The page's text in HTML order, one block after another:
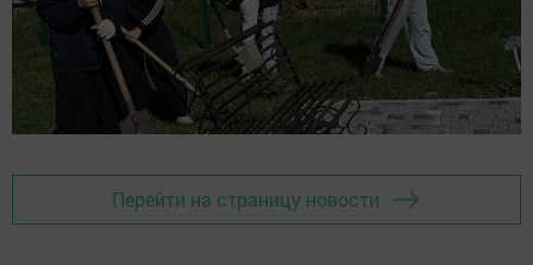
Перейти на страницу новости